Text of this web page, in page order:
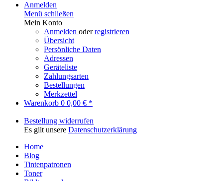
Anmelden
Menü schließen
Mein Konto
Anmelden oderregistrieren
Übersicht
Persönliche Daten
Adressen
Geräteliste
Zahlungsarten
Bestellungen
Merkzettel
Warenkorb 0 0,00 € *
Bestellung widerrufen
Es gilt unsere Datenschutzerklärung
Home
Blog
Tintenpatronen
Toner